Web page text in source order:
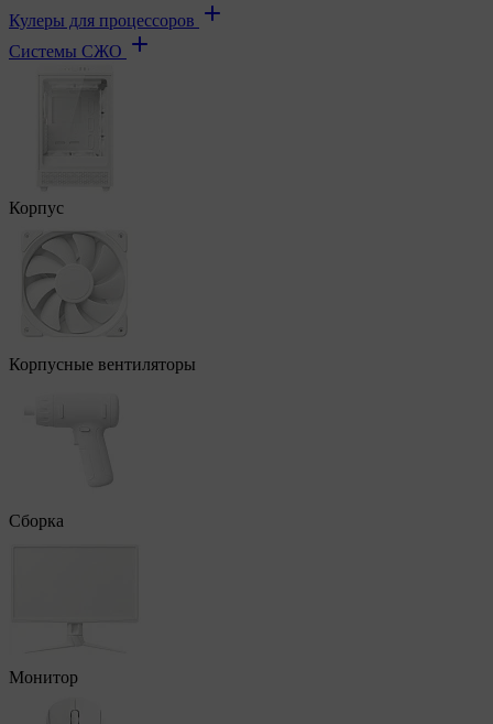
Кулеры для процессоров
Системы СЖО
Корпус
Корпусные вентиляторы
Сборка
Монитор